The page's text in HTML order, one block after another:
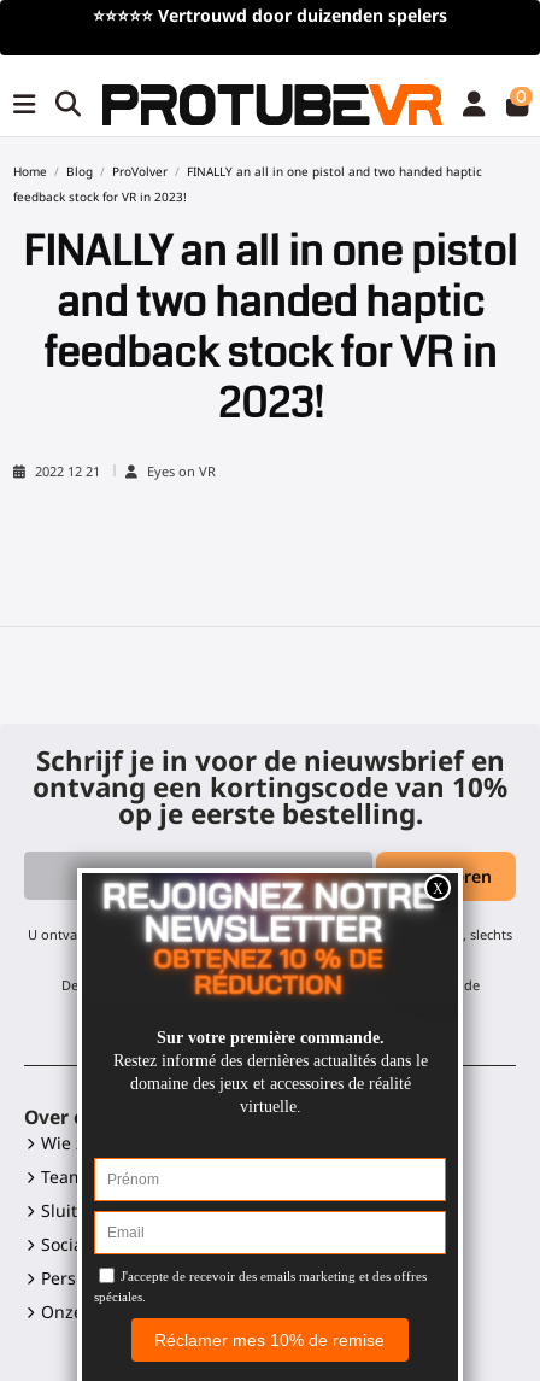
⭐⭐⭐⭐⭐ Vertrouwd door duizenden spelers
0
Home Blog ProVolver
FINALLY an all in one pistol and two handed haptic
feedback stock for VR in 2023!
FINALLY an all in one pistol
and two handed haptic
feedback stock for VR in
2023!
2022 12 21 Eyes on VR
Schrijf je in voor de nieuwsbrief en
ontvang een kortingscode van 10%
op je eerste bestelling.
U ontvangt onze maandelijkse updates en aanbiedingen - geen spam, slechts
één e-mail per maand! U kunt zich op elk moment afmelden.
De korting geldt voor al onze producten, met uitzondering van de
Over ons
Wie zijn wij?
Team
Sluit je aan
Sociale media links
Perskit en logo's
Onze retailers
VR-toebehoren
Gunstock ProVolver
ProStraps sleeves
SWINGiT Golf Club